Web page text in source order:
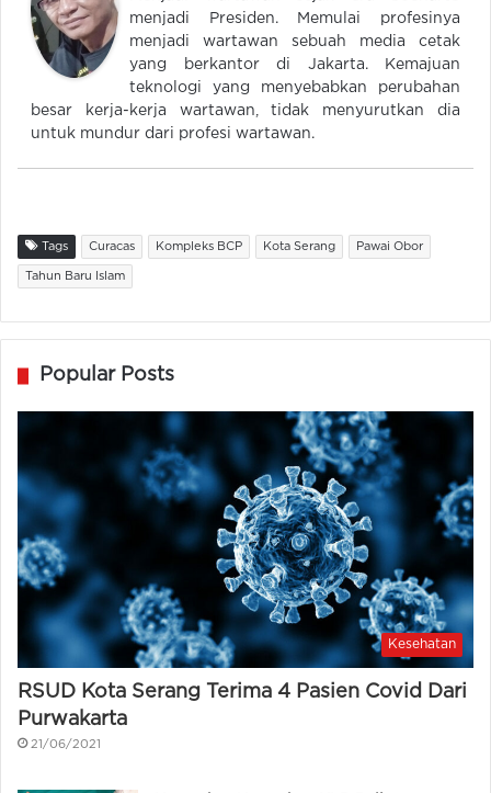
menjadi Presiden. Memulai profesinya
menjadi wartawan sebuah media cetak
yang berkantor di Jakarta. Kemajuan
teknologi yang menyebabkan perubahan
besar kerja-kerja wartawan, tidak menyurutkan dia
untuk mundur dari profesi wartawan.
Tags Curacas Kompleks BCP Kota Serang Pawai Obor
Tahun Baru Islam
Popular Posts
Kesehatan
RSUD Kota Serang Terima 4 Pasien Covid Dari
Purwakarta
21/06/2021